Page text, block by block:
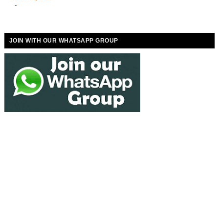
-
JOIN WITH OUR WHATSAPP GROUP